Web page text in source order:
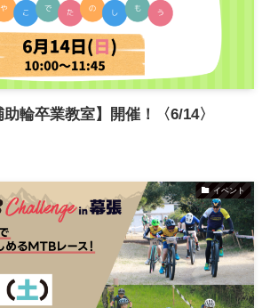
助輪卒業教室】開催！〈6/14〉
イベント